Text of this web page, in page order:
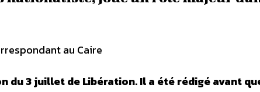
au Caire
du 3 juillet de Libération. Il a été rédigé avant